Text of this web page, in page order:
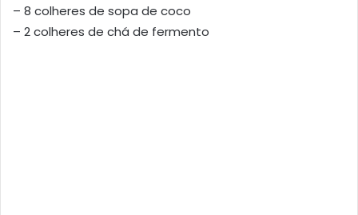
– 8 colheres de sopa de coco
– 2 colheres de chá de fermento